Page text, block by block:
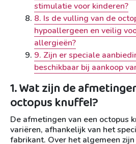
stimulatie voor kinderen?
8. Is de vulling van de
hypoallergeen en veilig
allergieën?
9. Zijn er speciale
beschikbaar bij aankoop
1. Wat zijn de
octopus knuffel?
De afmetingen van een octopus
variëren, afhankelijk van het
fabrikant. Over het algemeen